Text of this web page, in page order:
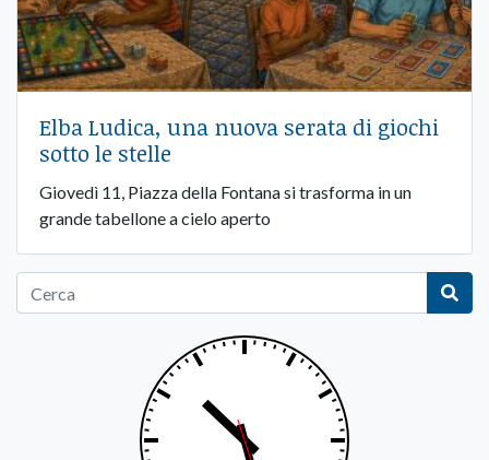
Elba Ludica, una nuova serata di giochi
sotto le stelle
Giovedì 11, Piazza della Fontana si trasforma in un
grande tabellone a cielo aperto